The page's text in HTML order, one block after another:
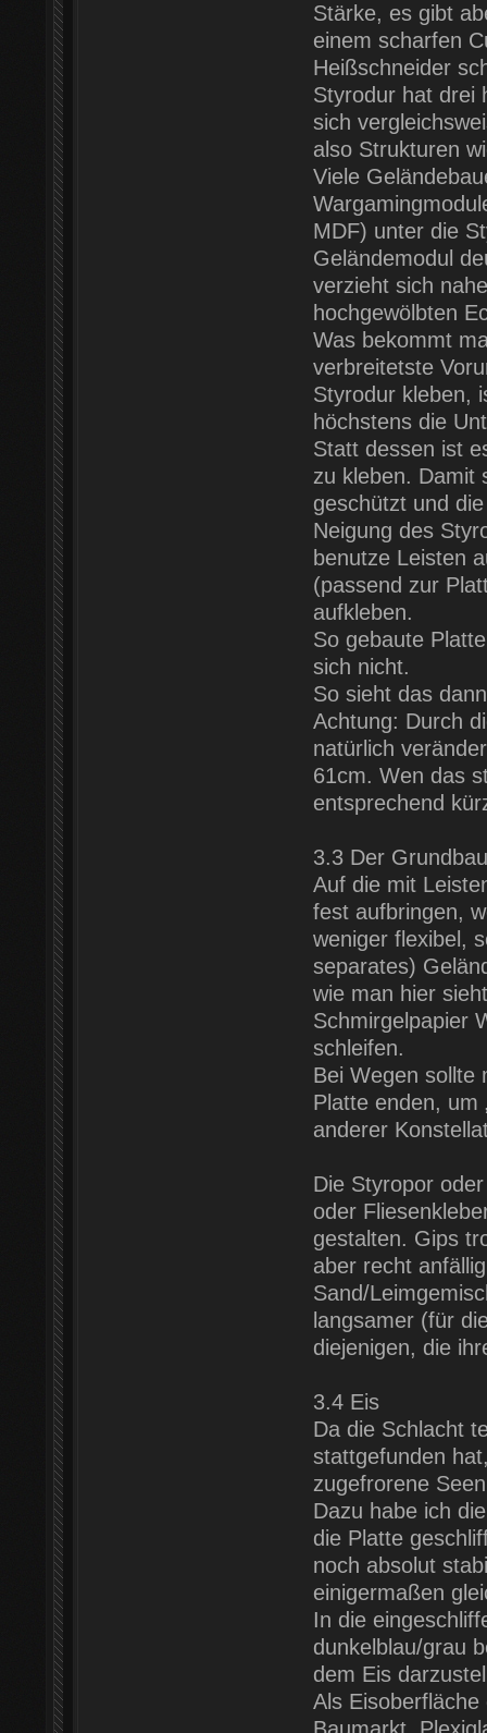
Stärke, es gibt
einem scharfen
Heißschneider
Styrodur hat drei
sich
also Strukturen
Viele
MDF) unter die
Geländemodul
verzieht sich
hochgewölbten
Was bekommt
verbreitetste
Styrodur kleben,
höchstens die
Statt dessen ist
zu kleben. Damit
geschützt und
Neigung des
benutze Leisten
(passend zur
aufkleben.
So gebaute
sich nicht.
So sieht das
Achtung: Durch
natürlich
61cm. Wen das
entsprechend
3.3 Der Grundbau
Auf die mit
fest aufbringen,
weniger flexibel,
separates)
wie man hier
Schmirgelpapier
schleifen.
Bei Wegen sollte
Platte enden, um
anderer
Die Styropor
oder
gestalten. Gips
aber recht
Sand/
langsamer (für
diejenigen, die
3.4 Eis
Da die Schlacht
stattgefunden
zugefrorene
Dazu habe ich
die Platte
noch absolut
einigermaßen
In die
dunkelblau/grau
dem Eis
Als